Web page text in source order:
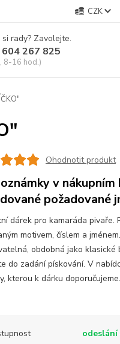
CZK
rady? Zavolejte.
267 825
8-16 hod.)
Ohodnotit produkt
v
požadované
dárek pro kamaráda pivaře.
motivem, číslem a
obdobná jako klasické
do zadání pískování. V
kterou k dárku
odeslání